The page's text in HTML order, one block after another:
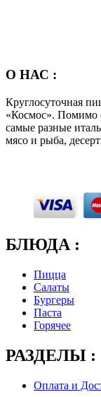
О НАС :
Круглосуточная
«Космос». Помимо
самые разные
мясо и рыба,
БЛЮДА :
Пицца
Салаты
Бургеры
Паста
Горячее
РАЗДЕЛЫ :
Оплата и